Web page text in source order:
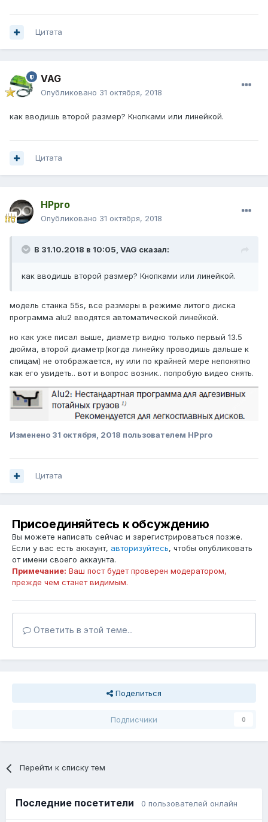
Цитата
VAG
Опубликовано 31 октября, 2018
как вводишь второй размер? Кнопками или линейкой.
Цитата
HPpro
Опубликовано 31 октября, 2018
В 31.10.2018 в 10:05, VAG сказал:
как вводишь второй размер? Кнопками или линейкой.
модель станка 55s, все размеры в режиме литого диска
программа alu2 вводятся автоматической линейкой.
но как уже писал выше, диаметр видно только первый 13.5
дюйма, второй диаметр(когда линейку проводишь дальше к
спицам) не отображается, ну или по крайней мере непонятно
как его увидеть.. вот и вопрос возник.. попробую видео снять.
Изменено 31 октября, 2018 пользователем HPpro
Цитата
Присоединяйтесь к обсуждению
Вы можете написать сейчас и зарегистрироваться позже.
Если у вас есть аккаунт, авторизуйтесь, чтобы опубликовать
от имени своего аккаунта.
Примечание: Ваш пост будет проверен модератором,
прежде чем станет видимым.
Ответить в этой теме...
Поделиться
Подписчики 0
Перейти к списку тем
Последние посетители 0 пользователей онлайн